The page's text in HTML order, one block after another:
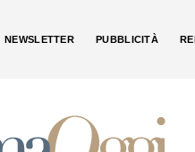
NEWSLETTER PUBBLICITÀ